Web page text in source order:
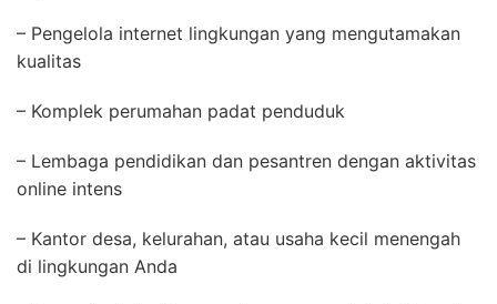
– Pengelola internet lingkungan yang mengutamakan
kualitas
– Komplek perumahan padat penduduk
– Lembaga pendidikan dan pesantren dengan aktivitas
online intens
– Kantor desa, kelurahan, atau usaha kecil menengah
di lingkungan Anda